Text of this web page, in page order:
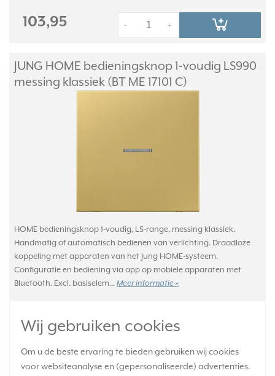
Wij gebruiken cookies
Om u de beste ervaring te bieden gebruiken wij cookies
voor websiteanalyse en (gepersonaliseerde) advertenties.
103,95 +
-
JUNG HOME bedieningsknop 1-voudig LS990
messing klassiek (BT ME 17101 C)
HOME bedieningsknop 1-voudig, LS-range, messing klassiek.
Handmatig of automatisch bedienen van verlichting. Draadloze
koppeling met apparaten van het Jung HOME-systeem.
Configuratie en bediening via app op mobiele apparaten met
Bluetooth. Excl. basiselem... Meer informatie »
1-2 weken
Huidige voorraad:
0 stuk(s)